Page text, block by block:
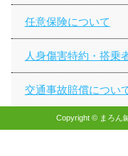
任意保険について
人身傷害特約・搭乗
交通事故賠償につい
Copyright © まろん